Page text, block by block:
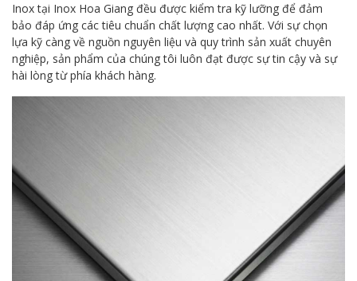
Inox tại Inox Hoa Giang đều được kiểm tra kỹ lưỡng để đảm
bảo đáp ứng các tiêu chuẩn chất lượng cao nhất. Với sự chọn
lựa kỹ càng về nguồn nguyên liệu và quy trình sản xuất chuyên
nghiệp, sản phẩm của chúng tôi luôn đạt được sự tin cậy và sự
hài lòng từ phía khách hàng.